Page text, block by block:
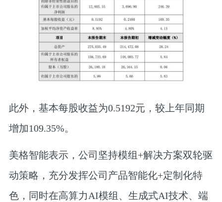
此外，基本每股收益为0.5192元，较上年同期
增加109.35%。
美格智能表示，公司坚持模组+解决方案双轮驱
动策略，充分发挥公司产品智能化+定制化特
色，同时在高算力AI模组、生成式AI技术、端